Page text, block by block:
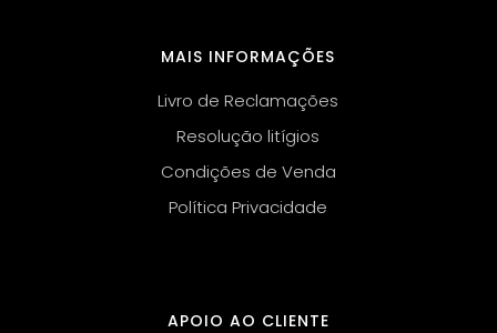
MAIS INFORMAÇÕES
Livro de Reclamações
Resolução litígios
Condições de Venda
Política Privacidade
APOIO AO CLIENTE